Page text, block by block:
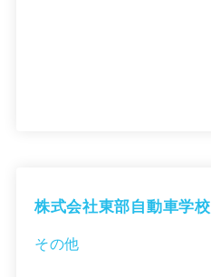
株式会社東部自動車学校
その他